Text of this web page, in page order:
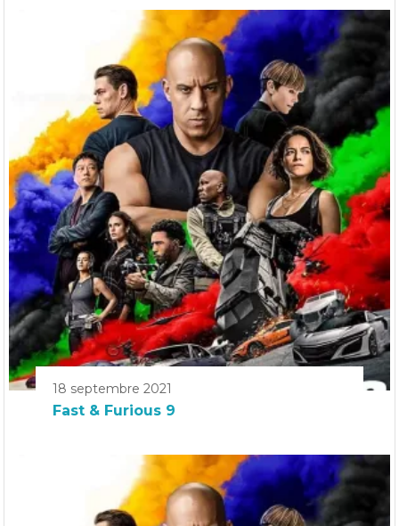
18 septembre 2021
Fast & Furious 9